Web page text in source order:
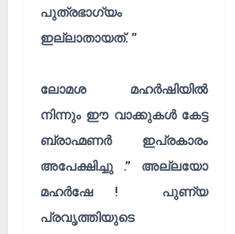
പുത്രഭാഗ്യം
ഇല്ലാതായത്. ”
ലോമശ മഹർഷിയിൽ
നിന്നും ഈ വാക്കുകൾ കേട്ട
ബ്രാഹ്മണർ ഇപ്രകാരം
അപേക്ഷിച്ചു .” അല്ലയോ
മഹർഷേ ! പുണ്യ
പ്രവൃത്തിയുടെ